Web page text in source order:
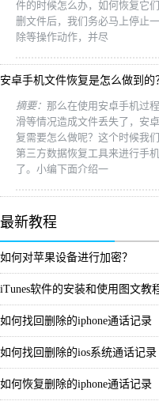
件的时候怎么办，如何恢复它
删文件后，我们务必马上停止
除等操作动作，并尽
安卓手机文件恢复是怎么做到的
摘要： 那么在使用安卓手机过
滑等情况造成文件丢失了，安
复需要怎么做呢？这个时候我
第三方数据恢复工具来进行手
了。小编下面介绍一
最新教程
如何对苹果设备进行加密？
iTunes软件的安装和使用图文教
如何找回删除的iphone通话记录
如何找回删除的ios系统通话记录
如何恢复删除的iphone通话记录